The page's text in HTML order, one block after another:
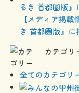
【メディア掲
き 首都圏版』
カテゴリ
全てのカテゴリ